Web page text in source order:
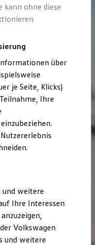
Volkswagen
kann ohne diese
über
je Seite, Klicks)
Ihre
und weitere
Ihre Interessen
Volkswagen
und weitere